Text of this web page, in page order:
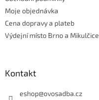
Moje objednávka
Cena dopravy a plateb
Výdejní místo Brno a Mikulčice
Kontakt
eshop@ovosadba.cz